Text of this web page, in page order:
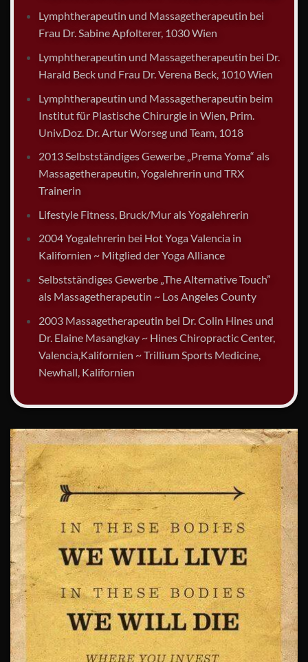
Lymphtherapeutin und Massagetherapeutin bei
Frau Dr. Sabine Apfolterer, 1030 Wien
Lymphtherapeutin und Massagetherapeutin bei Dr.
Harald Beck und Frau Dr. Verena Beck, 1010 Wien
Lymphtherapeutin und Massagetherapeutin beim
Institut für Plastische Chirurgie in Wien, Prim.
Univ.Doz. Dr. Artur Worseg und Team, 1018
2013 Selbstständiges Gewerbe „Prema Yoma“ als
Massagetherapeutin, Yogalehrerin und TRX
Trainerin
Lifestyle Fitness, Bruck/Mur als Yogalehrerin
2004 Yogalehrerin bei Hot Yoga Valencia in
Kalifornien ~ Mitglied der Yoga Alliance
Selbstständiges Gewerbe „The Alternative Touch”
als Massagetherapeutin ~ Los Angeles County
2003 Massagetherapeutin bei Dr. Colin Hines und
Dr. Elaine Masangkay ~ Hines Chiropractic Center,
Valencia,Kalifornien ~ Trillium Sports Medicine,
Newhall, Kalifornien